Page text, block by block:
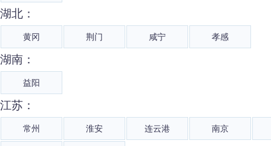
湖北：
黄冈 荆门 咸宁 孝感
湖南：
益阳
江苏：
常州 淮安 连云港 南京